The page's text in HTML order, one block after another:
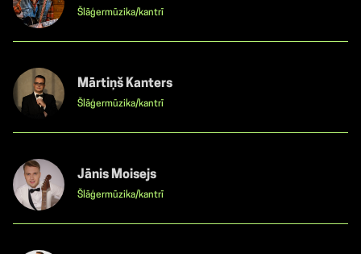
Šlāģermūzika/kantrī
Mārtiņš Kanters
Šlāģermūzika/kantrī
Jānis Moisejs
Šlāģermūzika/kantrī